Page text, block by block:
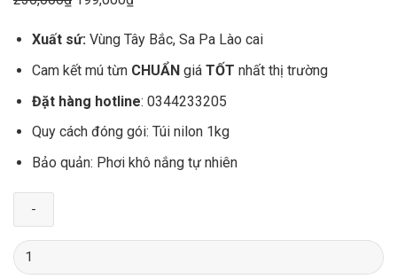
dựa trên
là:
230,000₫.
tại
là:
Xuất sứ:Vùng Tây Bắc, Sa Pa Lào cai
Cam kết mú từn CHUẨNgiá TỐT nhất thị trường
Đặt hàng hotline: 0344233205
Quy cách đóng gói: Túi nilon 1kg
Bảo quản: Phơi khô nắng tự nhiên
Cây
Mú